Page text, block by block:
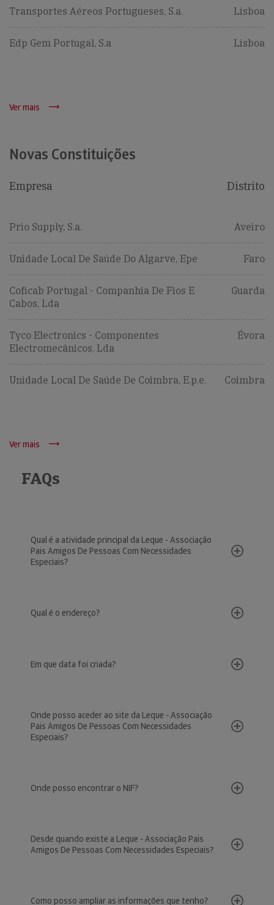
Transportes Aéreos Portugueses, S.a. Lisboa
Edp Gem Portugal, S.a Lisboa
Ver mais
Novas Constituições
Empresa Distrito
Prio Supply, S.a. Aveiro
Unidade Local De Saúde Do Algarve, Epe Faro
Coficab Portugal - Companhia De Fios E
Cabos, Lda
Guarda
Tyco Electronics - Componentes
Electromecânicos, Lda
Évora
Unidade Local De Saúde De Coimbra, E.p.e. Coimbra
Ver mais
FAQs
Qual é a atividade principal da Leque - Associação
Pais Amigos De Pessoas Com Necessidades
Especiais?
Qual é o endereço?
Em que data foi criada?
Onde posso aceder ao site da Leque - Associação
Pais Amigos De Pessoas Com Necessidades
Especiais?
Onde posso encontrar o NIF?
Desde quando existe a Leque - Associação Pais
Amigos De Pessoas Com Necessidades Especiais?
Como posso ampliar as informações que tenho?